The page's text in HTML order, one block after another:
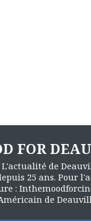
FOR
de
25 ans. Pour
:
de